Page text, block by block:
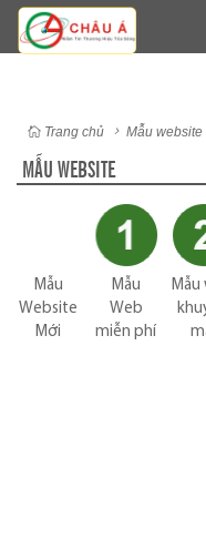
Trang chủ Mẫu website
MẪU WEBSITE
Mẫu
Website
Mới
Mẫu
Web
miễn phí
Mẫu